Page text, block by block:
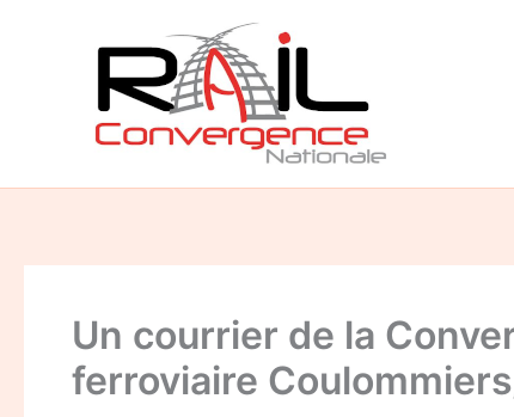
Un courrier de la
ferroviaire